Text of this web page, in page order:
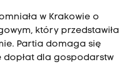
w Krakowie o
który przedstawiła
Partia domaga się
dopłat dla gospodarstw